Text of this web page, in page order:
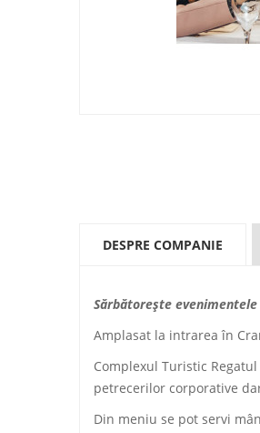
DESPRE COMPANIE
Sărbătorește
Amplasat la intrarea în
Complexul Turistic
petrecerilor corporative
Din meniu se pot servi